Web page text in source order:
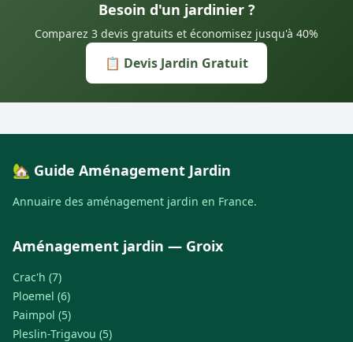
Besoin d'un jardinier ?
Comparez 3 devis gratuits et économisez jusqu'à 40%
📋 Devis Jardin Gratuit
🏡 Guide Aménagement Jardin
Annuaire des aménagement jardin en France.
Aménagement jardin — Groix
Crac'h (7)
Ploemel (6)
Paimpol (5)
Pleslin-Trigavou (5)